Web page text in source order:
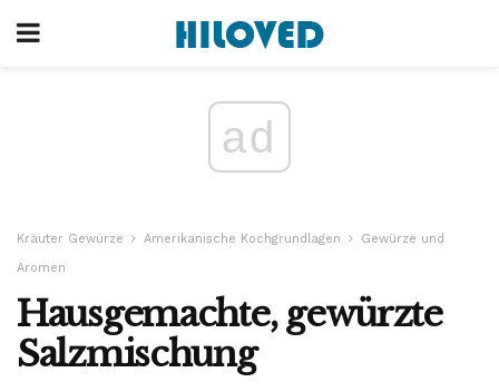
ad
Kräuter Gewürze Amerikanische Kochgrundlagen
Gewürze und
Aromen
Hausgemachte, gewürzte
Salzmischung